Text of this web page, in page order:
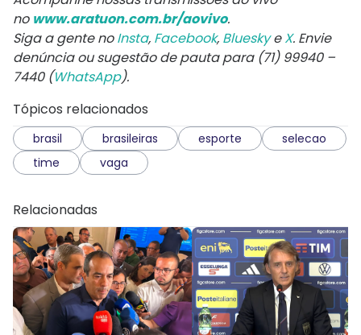
no www.aratuon.com.br/aovivo.
Siga a gente noInsta, Facebook, BlueskyeX. Envie
denúncia ou sugestão de pauta para (71) 99940 –
7440 (WhatsApp).
Tópicos relacionados
brasil brasileiras esporte
selecao
time
vaga
Relacionadas